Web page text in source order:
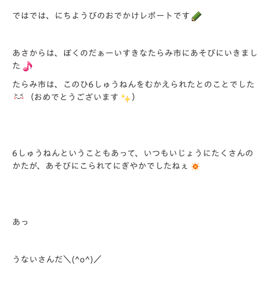
ではでは、にちようびのおでかけレポートです
あさからは、ぼくのだぁーいすきなたらみ市にあそびにいきまし
た
たらみ市は、このひ6しゅうねんをむかえられたとのことでした
（おめでとうございます
）
6しゅうねんということもあって、いつもいじょうにたくさんの
かたが、あそびにこられてにぎやかでしたねぇ
あっ
うないさんだ＼(^o^)／